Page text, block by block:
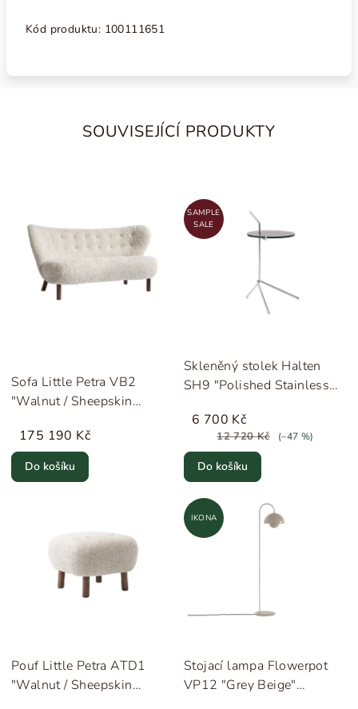
Kód produktu: 100111651
SOUVISEJÍCÍ PRODUKTY
Sofa Little Petra VB2
"Walnut / Sheepskin
175 190 Kč
Do košíku
SAMPLE
SALE
Skleněný stolek Halten
SH9 "Polished Stainless
&Tradition
6 700 Kč
12 720 Kč (–47 %)
Do košíku
Pouf Little Petra ATD1
"Walnut / Sheepskin
IKONA
Stojací lampa Flowerpot
VP12 "Grey Beige"